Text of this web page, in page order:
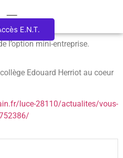
E.N.T.
l’option mini-entreprise.
Edouard Herriot au coeur
luce-28110/actualites/vous-